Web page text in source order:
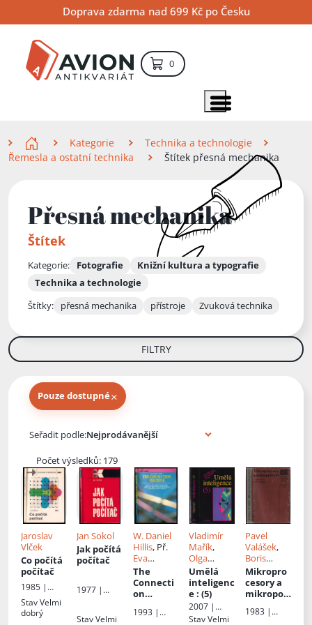
na
obsah
na
navigaci
na
vyhledávání
Doprava zdarma nad 699 Kč po Česku
0položek – košík
Zobrazit položky menu
Kategorie
Technika a technologie
Řemesla a ostatní technika
Štítek přesná mechanika
Přesná mechanika
Štítek
Kategorie: Fotografie
Knižní kultura a typografie
Technika a technologie
Štítky:
přesná mechanika přístroje Zvuková technika
FILTRY
Pouze dostupné×
Seřadit podle:
Počet výsledků: 179
Jaroslav
Vlček
Co počítá
počítač
1985 |
Státní
nakladatels
tví
StavVelmi
dobrý
Jan Sokol
Jak počítá
počítač
1977 |
tví
StavVelmi
W. Daniel
Hillis, Př.
Eva
Durďáková
,Pavel
Tvrdík
The
Connecti
on
Úvod do
1993 |
Vladimír
Mařík,
Olga
Štěpánkov
á,Jiří
Lažanský
Umělá
inteligenc
e: (5)
2007 |
Academia
StavVelmi
Pavel
Valášek,
Boris
Dědina
Mikropro
cesory a
mikropočí
1983 |